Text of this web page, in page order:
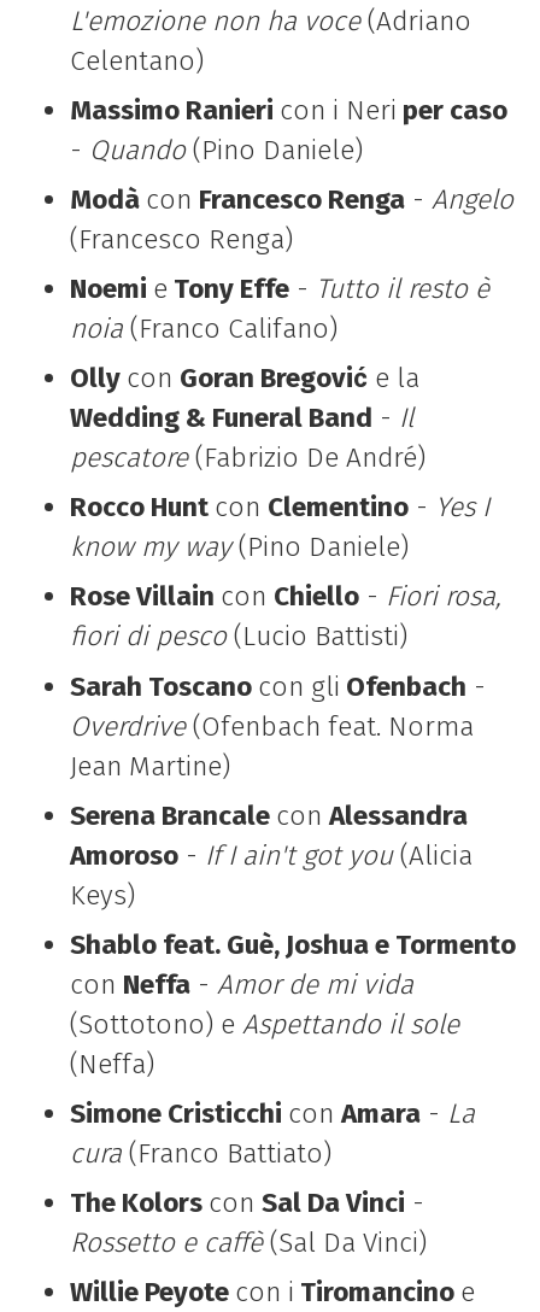
L'emozione non ha voce(Adriano
Celentano)
Massimo Ranieri con i Neri per caso
- Quando(Pino Daniele)
Modà con Francesco Renga- Angelo
(Francesco Renga)
Noemi e Tony Effe- Tutto il resto è
noia(Franco Califano)
Olly con Goran Bregović e la
Wedding & Funeral Band - Il
pescatore(Fabrizio De André)
Rocco Hunt con Clementino- Yes I
know my way(Pino Daniele)
Rose Villain con Chiello- Fiori rosa,
fiori di pesco(Lucio Battisti)
Sarah Toscano con gli Ofenbach -
Overdrive(Ofenbach feat. Norma
Jean Martine)
Serena Brancale conAlessandra
Amoroso- If I ain't got you(Alicia
Keys)
Shablo feat. Guè, Joshua e Tormento
con Neffa- Amor de mi vida
(Sottotono) e Aspettando il sole
(Neffa)
Simone Cristicchi conAmara- La
cura(Franco Battiato)
The Kolors con Sal Da Vinci -
Rossetto e caffè(Sal Da Vinci)
Willie Peyote con i Tiromancino e